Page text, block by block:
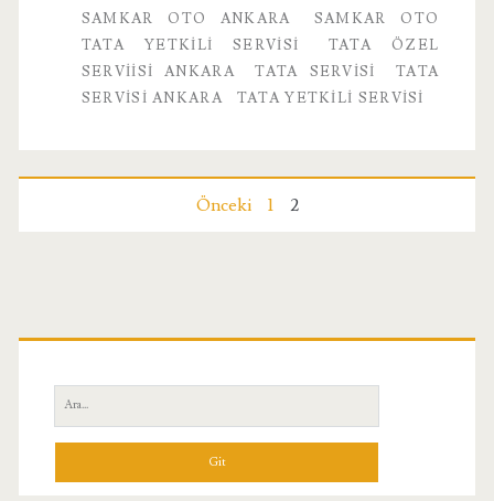
Ankara
SAMKAR OTO ANKARA
SAMKAR OTO
TATA YETKILI SERVISI
TATA ÖZEL
SERVIISI ANKARA
TATA SERVISI
TATA
SERVISI ANKARA
TATA YETKILI SERVISI
Önceki 1 2
Birincil
Yan
Menü
Ara: